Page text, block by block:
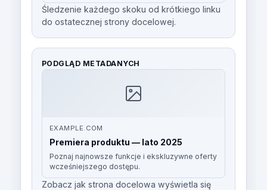
Śledzenie każdego skoku od krótkiego linku
do ostatecznej strony docelowej.
PODGLĄD METADANYCH
EXAMPLE.COM
Premiera produktu — lato 2025
Poznaj najnowsze funkcje i ekskluzywne oferty
wcześniejszego dostępu.
Zobacz jak strona docelowa wyświetla się